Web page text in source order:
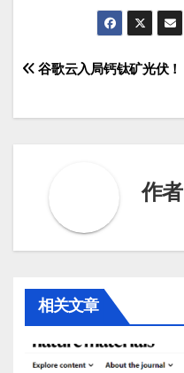
文
章
谷歌云入局钙钛矿光伏！
作者
相关文章